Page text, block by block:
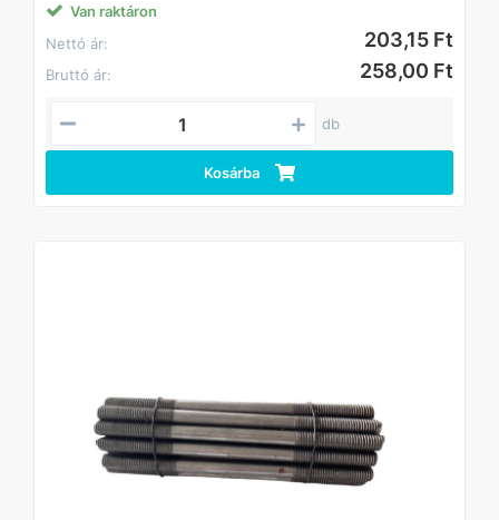
Van raktáron
Nettó ár:
203,15 Ft
Bruttó ár: 258,00 Ft
db
Kosárba